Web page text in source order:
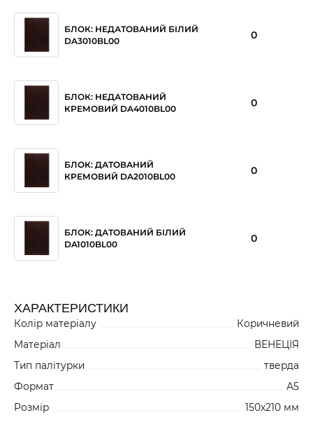
БЛОК: НЕДАТОВАНИЙ БІЛИЙ
DA3010BL00
0
БЛОК: НЕДАТОВАНИЙ
КРЕМОВИЙ DA4010BL00
0
БЛОК: ДАТОВАНИЙ
КРЕМОВИЙ DA2010BL00
0
БЛОК: ДАТОВАНИЙ БІЛИЙ
DA1010BL00
0
ХАРАКТЕРИСТИКИ
Колір матеріалу
Коричневий
Матеріал
ВЕНЕЦІЯ
Тип палітурки
тверда
Формат
А5
Розмір
150х210 мм